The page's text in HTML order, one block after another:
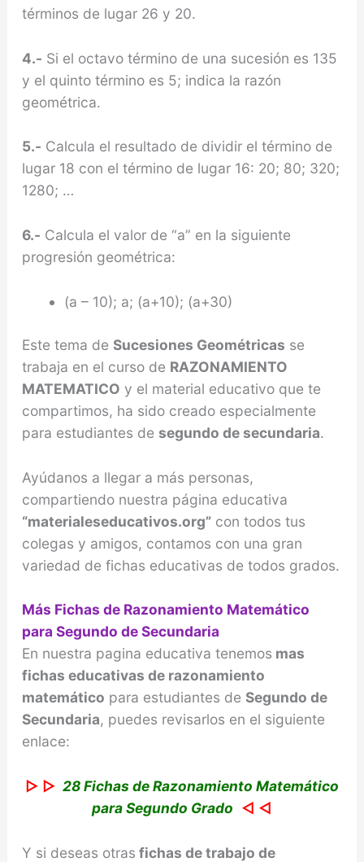
términos de lugar 26 y 20.
4.- Si el octavo término de una sucesión es 135
y el quinto término es 5; indica la razón
geométrica.
5.- Calcula el resultado de dividir el término de
lugar 18 con el término de lugar 16: 20; 80; 320;
1280; …
6.- Calcula el valor de “a” en la siguiente
progresión geométrica:
(a – 10); a; (a+10); (a+30)
Este tema de Sucesiones Geométricas se
trabaja en el curso de RAZONAMIENTO
MATEMATICO y el material educativo que te
compartimos, ha sido creado especialmente
para estudiantes de segundo de secundaria.
Ayúdanos a llegar a más personas,
compartiendo nuestra página educativa
“materialeseducativos.org”con todos tus
colegas y amigos, contamos con una gran
variedad de fichas educativas de todos grados.
Más Fichas de Razonamiento Matemático
para Segundo de Secundaria
En nuestra pagina educativa tenemos mas
fichas educativas de razonamiento
matemático para estudiantes de Segundo de
Secundaria, puedes revisarlos en el siguiente
enlace:
▷ ▷ 28 Fichas de Razonamiento Matemático
para Segundo Grado ◁ ◁
Y si deseas otras fichas de trabajo de